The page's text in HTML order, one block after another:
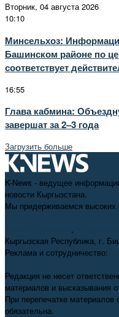
Вторник, 04 августа 2026
10:10
Минсельхоз:
Башинском районе по
соответствует
16:55
Глава кабмина:
завершат за 2–3 года
Загрузить больше
K-News - ведущее
новости Кыргызстана.
Мы придерживаемся высоких
,
Кыргызская Республика, г.
Реклама и сотрудничество:
Редакция не несет
материалов и высказывания
При перепечатке материалов
обязательна.